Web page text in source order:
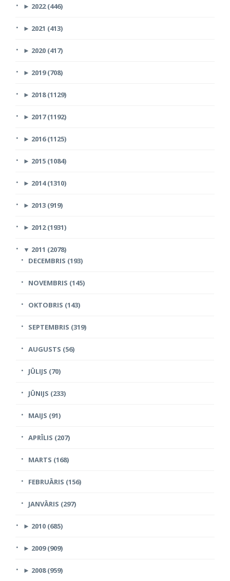
► 2022 (446)
► 2021 (413)
► 2020 (417)
► 2019 (708)
► 2018 (1129)
► 2017 (1192)
► 2016 (1125)
► 2015 (1084)
► 2014 (1310)
► 2013 (919)
► 2012 (1931)
▼ 2011 (2078)
DECEMBRIS (193)
NOVEMBRIS (145)
OKTOBRIS (143)
SEPTEMBRIS (319)
AUGUSTS (56)
JŪLIJS (70)
JŪNIJS (233)
MAIJS (91)
APRĪLIS (207)
MARTS (168)
FEBRUĀRIS (156)
JANVĀRIS (297)
► 2010 (685)
► 2009 (909)
► 2008 (959)